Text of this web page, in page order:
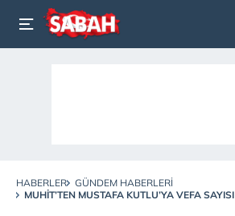
HABERLER
GÜNDEM HABERLERI
MUHIT’TEN MUSTAFA KUTLU’YA VEFA SAYISI